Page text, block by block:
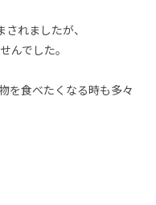
れましたが、
んでした。
を食べたくなる時も多々